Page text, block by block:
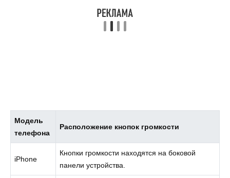
Модель
телефона
Расположение кнопок громкости
iPhone
Кнопки громкости находятся на боковой
панели устройства.